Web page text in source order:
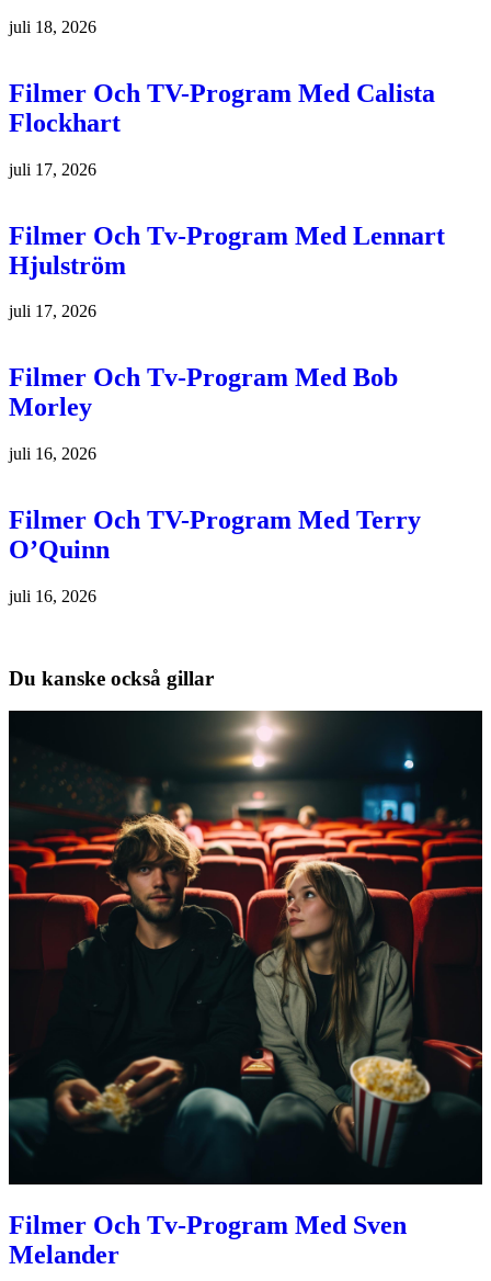
juli 18, 2026
Filmer Och TV-Program Med Calista
Flockhart
juli 17, 2026
Filmer Och Tv-Program Med Lennart
Hjulström
juli 17, 2026
Filmer Och Tv-Program Med Bob
Morley
juli 16, 2026
Filmer Och TV-Program Med Terry
O’Quinn
juli 16, 2026
Du kanske också gillar
Filmer Och Tv-Program Med Sven
Melander